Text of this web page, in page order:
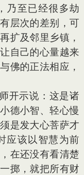
乃至已经很多劫
层次的差别，可
扩及邻里乡镇，
自己的心量越来
佛的正法相应，
开示说：这是诸
德小智、轻心慢
是发大心菩萨才
应该以智慧为前
在还没有看清楚
掷，就把所有财